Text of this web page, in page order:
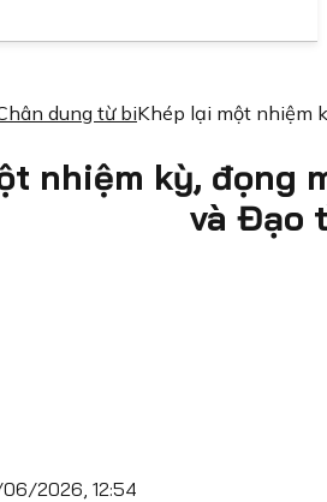
dung từ biKhép lại một nhiệm
nhiệm kỳ, đọng
và Đạo
2026, 12:54